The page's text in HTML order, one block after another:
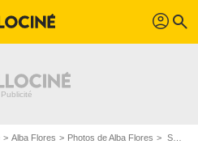
profil search
Alba Flores Photos de Alba Flores Sur l'autel de la famille : Photo Alba Flores, Macarena Gómez, Najwa Nimri, Álex García (II), Ella Kweku